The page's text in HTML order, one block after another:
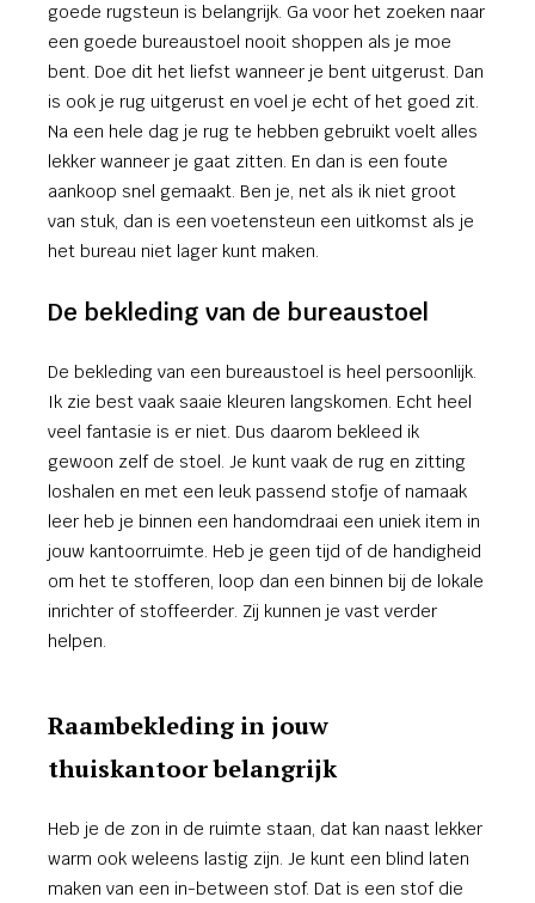
goede rugsteun is belangrijk. Ga voor het zoeken naar
een goede bureaustoel nooit shoppen als je moe
bent. Doe dit het liefst wanneer je bent uitgerust. Dan
is ook je rug uitgerust en voel je echt of het goed zit.
Na een hele dag je rug te hebben gebruikt voelt alles
lekker wanneer je gaat zitten. En dan is een foute
aankoop snel gemaakt. Ben je, net als ik niet groot
van stuk, dan is een voetensteun een uitkomst als je
het bureau niet lager kunt maken.
De bekleding van de bureaustoel
De bekleding van een bureaustoel is heel persoonlijk.
Ik zie best vaak saaie kleuren langskomen. Echt heel
veel fantasie is er niet. Dus daarom bekleed ik
gewoon zelf de stoel. Je kunt vaak de rug en zitting
loshalen en met een leuk passend stofje of namaak
leer heb je binnen een handomdraai een uniek item in
jouw kantoorruimte. Heb je geen tijd of de handigheid
om het te stofferen, loop dan een binnen bij de lokale
inrichter of stoffeerder. Zij kunnen je vast verder
helpen.
Raambekleding in jouw
thuiskantoor belangrijk
Heb je de zon in de ruimte staan, dat kan naast lekker
warm ook weleens lastig zijn. Je kunt een blind laten
maken van een in-between stof. Dat is een stof die